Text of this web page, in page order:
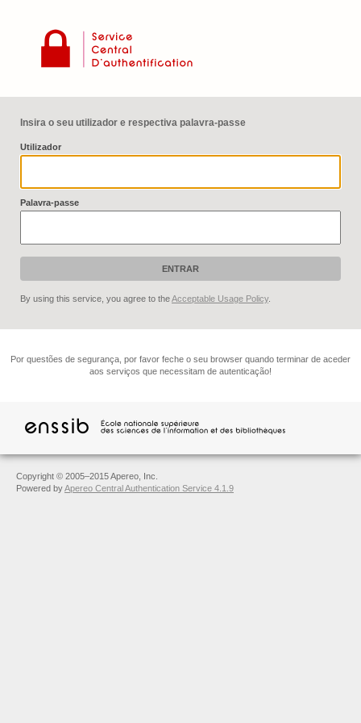
Insira o seu utilizador e respectiva palavra-passe
Utilizador
Palavra-passe
By using this service, you agree to theAcceptable Usage Policy.
Por questões de segurança, por favor feche o seu browser quando terminar de aceder
aos serviços que necessitam de autenticação!
Copyright © 2005–2015 Apereo, Inc.
Powered byApereo Central Authentication Service 4.1.9